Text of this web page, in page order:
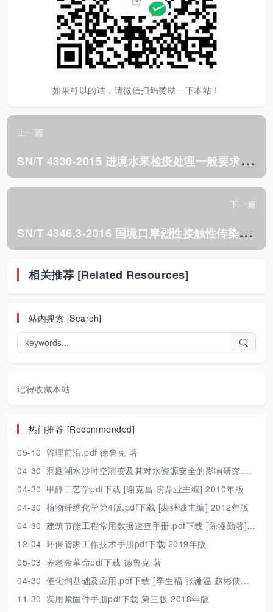
如果可以的话，请微信扫码赞助一下本站！
上一篇
S
N/T 4330-2015 进境水果检疫处理一般要求.pdf
下一篇
S
N/T 4346.3-2016 国境口岸烈性接触性传染病卫生检疫 技术规范 第3部分:风险交流.pdf
相关推荐 [Related Resources]
站内搜索 [Search]
记得收藏本站
热门推荐 [Recommended]
05-10 管理前沿.pdf 德鲁克 著
04-30 洞庭湖水沙时空演变及其对水资源安全的影响研究.pdf 胡光伟 著 2017年版
04-30 甲醇工艺学pdf下载 [谢克昌 房鼎业主编] 2010年版
04-30 植物纤维化学第4版.pdf下载 [裴继诚主编] 2012年版
04-30 建筑节能工程常用数据速查手册.pdf下载 [陈慢勤著] 2010年版
12-04 环保管家工作技术手册pdf下载 2019年版
05-03 养老金革命pdf下载 德鲁克 著
04-30 催化剂基础及应用.pdf下载 [季生福 张谦温 赵彬侠编] 2011年版
11-30 实用紧固件手册pdf下载 第三版 2018年版